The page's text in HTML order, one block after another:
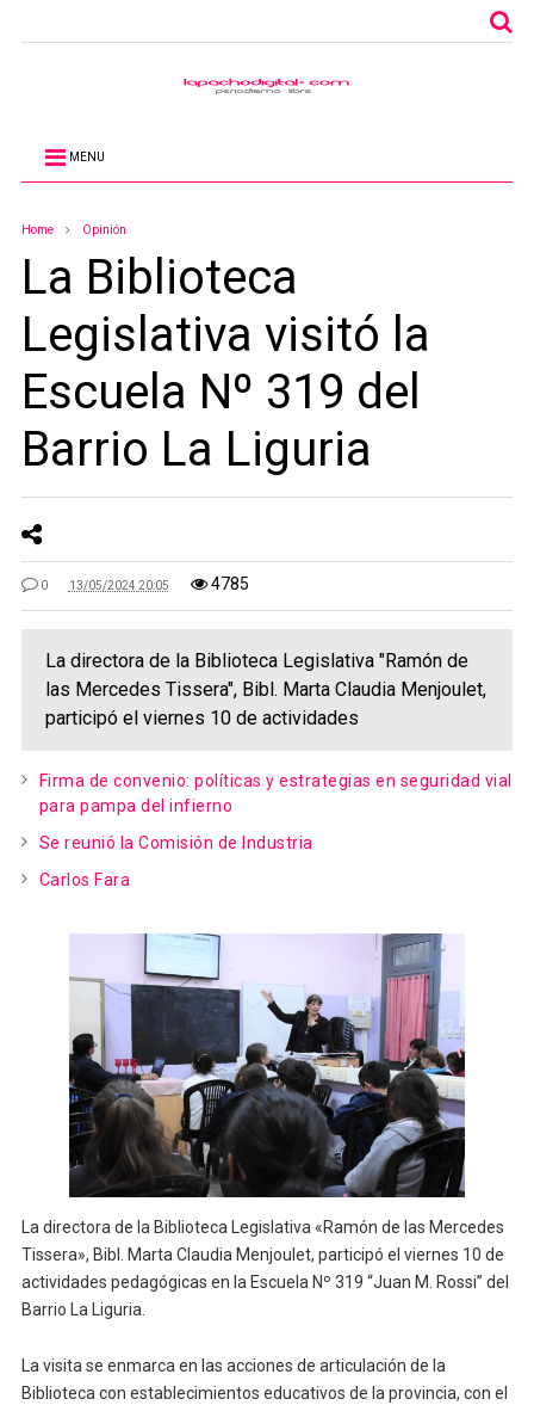
MENU
Home Opinión
La Biblioteca
Legislativa visitó la
Escuela Nº 319 del
Barrio La Liguria
0 13/05/2024 20:05 4785
La directora de la Biblioteca Legislativa "Ramón de
las Mercedes Tissera", Bibl. Marta Claudia Menjoulet,
participó el viernes 10 de actividades
Firma de convenio: políticas y estrategias en seguridad vial
para pampa del infierno
Se reunió la Comisión de Industria
Carlos Fara
La directora de la Biblioteca Legislativa «Ramón de las Mercedes
Tissera», Bibl. Marta Claudia Menjoulet, participó el viernes 10 de
actividades pedagógicas en la Escuela Nº 319 “Juan M. Rossi” del
Barrio La Liguria.
La visita se enmarca en las acciones de articulación de la
Biblioteca con establecimientos educativos de la provincia, con el